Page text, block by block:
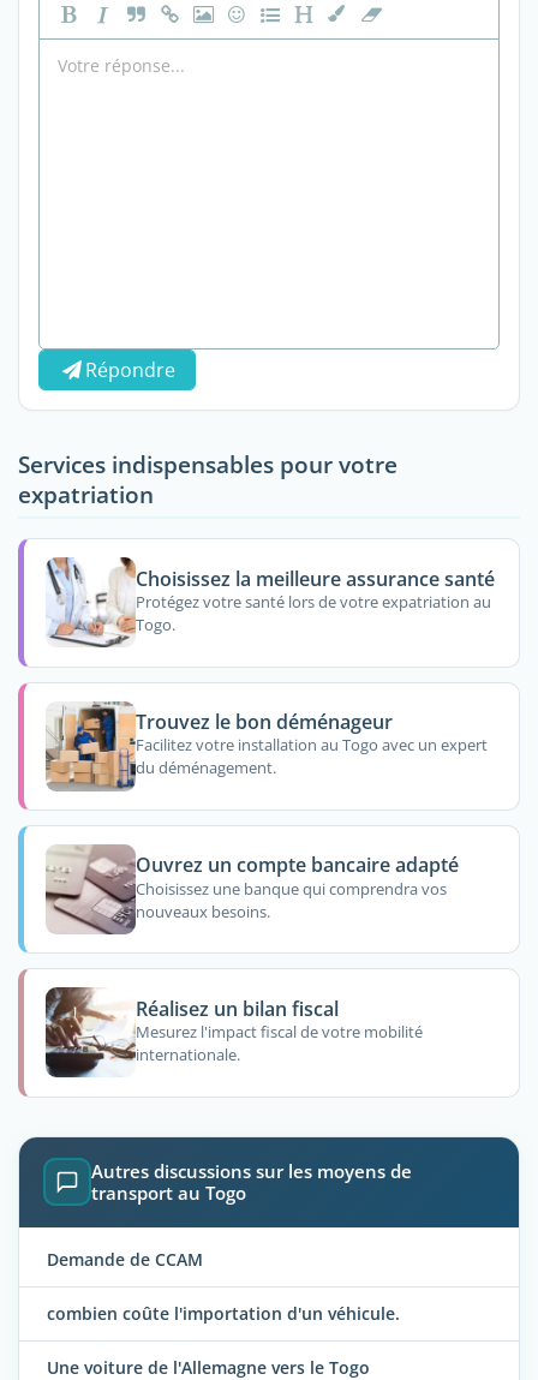
Répondre
Services indispensables pour votre
expatriation
Choisissez la meilleure assurance santé
Protégez votre santé lors de votre expatriation au
Togo.
Trouvez le bon déménageur
Facilitez votre installation au Togo avec un expert
du déménagement.
Ouvrez un compte bancaire adapté
Choisissez une banque qui comprendra vos
nouveaux besoins.
Réalisez un bilan fiscal
Mesurez l'impact fiscal de votre mobilité
internationale.
Autres discussions sur les moyens de
transport au Togo
Demande de CCAM
combien coûte l'importation d'un véhicule.
Une voiture de l'Allemagne vers le Togo